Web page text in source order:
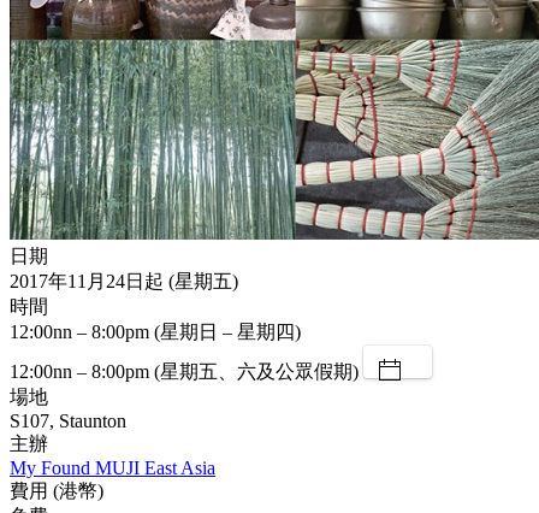
日期
2017年11月24日起 (星期五)
時間
12:00nn – 8:00pm (星期日 – 星期四)
12:00nn – 8:00pm (星期五、六及公眾假期)
場地
S107, Staunton
主辦
My Found MUJI East Asia
費用 (港幣)